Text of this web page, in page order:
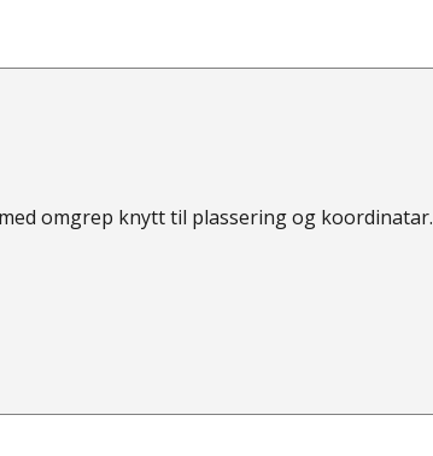
omgrep knytt til plassering og koordinatar.